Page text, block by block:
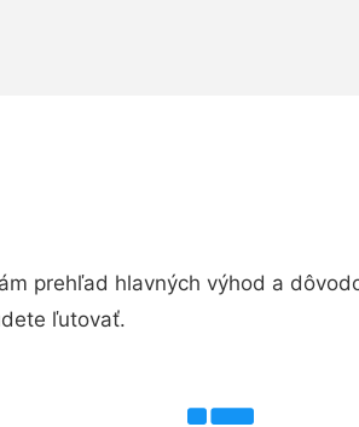
prehľad hlavných výhod a
ľutovať.